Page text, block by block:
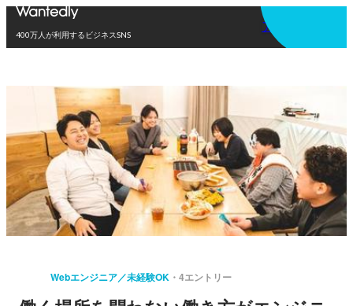
400万人が利用するビジネスSNS
アプリを使う
Webエンジニア／未経験OK 4エントリー